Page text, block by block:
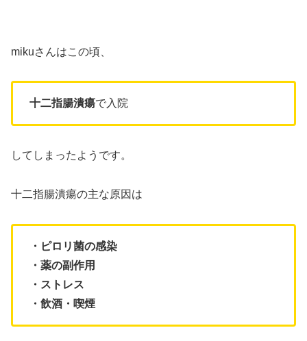
mikuさんはこの頃、
十二指腸潰瘍で入院
してしまったようです。
十二指腸潰瘍の主な原因は
・ピロリ菌の感染
・薬の副作用
・ストレス
・飲酒・喫煙